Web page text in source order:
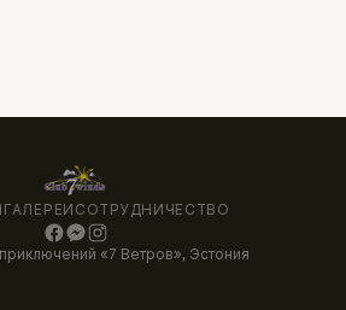
ГАЛЕРЕИ СОТРУДНИЧЕСТВО
«7 Ветров», Эстония